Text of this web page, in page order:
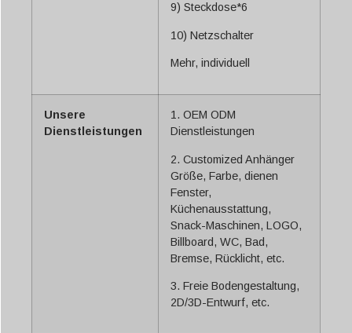
9) Steckdose*6
10) Netzschalter
Mehr, individuell
Unsere
Dienstleistungen
1. OEM ODM
Dienstleistungen
2. Customized Anhänger
Größe, Farbe, dienen
Fenster,
Küchenausstattung,
Snack-Maschinen, LOGO,
Billboard, WC, Bad,
Bremse, Rücklicht, etc.
3. Freie Bodengestaltung,
2D/3D-Entwurf, etc.